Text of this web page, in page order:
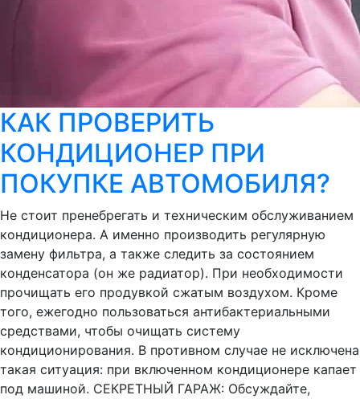
КАК ПРОВЕРИТЬ
КОНДИЦИОНЕР ПРИ
ПОКУПКЕ АВТОМОБИЛЯ?
Не стоит пренебрегать и техническим обслуживанием
кондиционера. А именно производить регулярную
замену фильтра, а также следить за состоянием
конденсатора (он же радиатор). При необходимости
прочищать его продувкой сжатым воздухом. Кроме
того, ежегодно пользоваться антибактериальными
средствами, чтобы очищать систему
кондиционирования. В противном случае не исключена
такая ситуация: при включенном кондиционере капает
под машиной. СЕКРЕТНЫЙ ГАРАЖ: Обсуждайте,